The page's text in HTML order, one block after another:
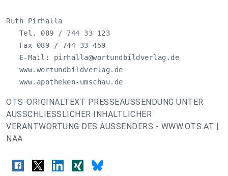
Ruth Pirhalla
   Tel. 089 / 744 33 123
   Fax 089 / 744 33 459
   E-Mail:
pirhalla@wortundbildverlag.de
   www.wortundbildverlag.de
   www.apotheken-umschau.de
OTS-ORIGINALTEXT PRESSEAUSSENDUNG UNTER
AUSSCHLIESSLICHER INHALTLICHER
VERANTWORTUNG DES AUSSENDERS - WWW.OTS.AT |
NAA